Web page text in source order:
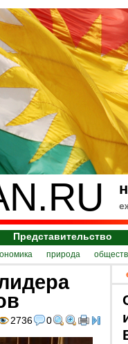
Представительство
природа
2736 0